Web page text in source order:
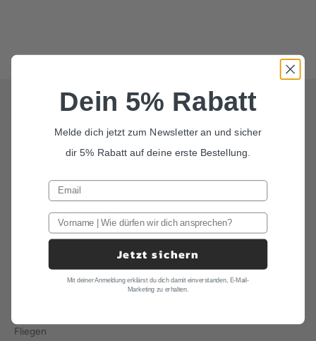
Set Fliege Einstecktuch
Set Fliege Hosenträger
Fliegen mit Blumenmuster
Fliegen
Dein 5% Rabatt
Melde dich jetzt zum Newsletter an und sicher
dir 5% Rabatt auf deine erste Bestellung.
Jetzt sichern
Mit deiner Anmeldung erklärst du dich damit einverstanden, E-Mail-
Marketing zu erhalten.